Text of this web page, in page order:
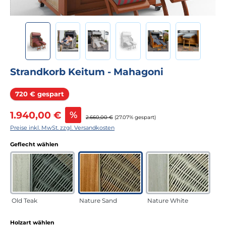
Strandkorb Keitum - Mahagoni
720 € gespart Rabatt
Verkaufspreis:
1.940,00 € % Regulärer Preis:
2.660,00 € (27.07% gespart)
Preise inkl. MwSt. zzgl. Versandkosten
Geflecht wählen
Old Teak Nature Sand Nature White
Holzart wählen